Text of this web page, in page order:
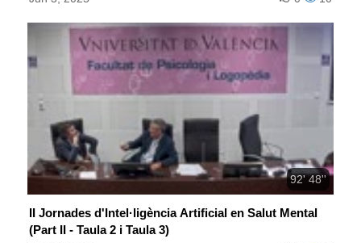
92' 48''
II Jornades d'Intel·ligència Artificial en Salut Mental
(Part II - Taula 2 i Taula 3)